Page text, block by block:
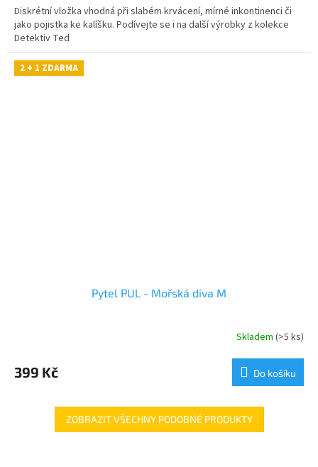
Diskrétní vložka vhodná při slabém krvácení, mírné inkontinenci či
jako pojistka ke kalíšku. Podívejte se i na další výrobky z kolekce
Detektiv Ted
2 + 1 ZDARMA
Pytel PUL - Mořská diva M
Skladem (>5 ks)
399 Kč Do košíku
ZOBRAZIT VŠECHNY PODOBNÉ PRODUKTY